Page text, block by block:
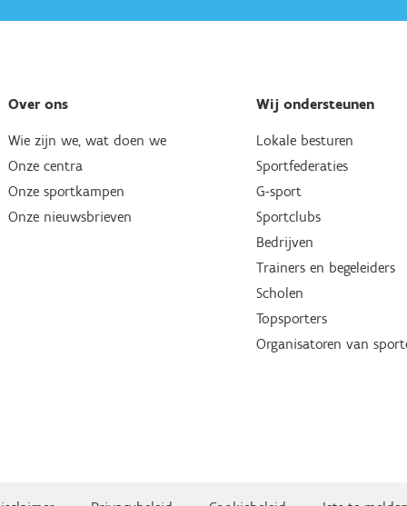
Over ons
Wie zijn we, wat doen we
Onze centra
Onze sportkampen
Onze nieuwsbrieven
Wij ondersteunen
Lokale besturen
Sportfederaties
G-sport
Sportclubs
Bedrijven
Trainers en begeleiders
Scholen
Topsporters
Organisatoren van